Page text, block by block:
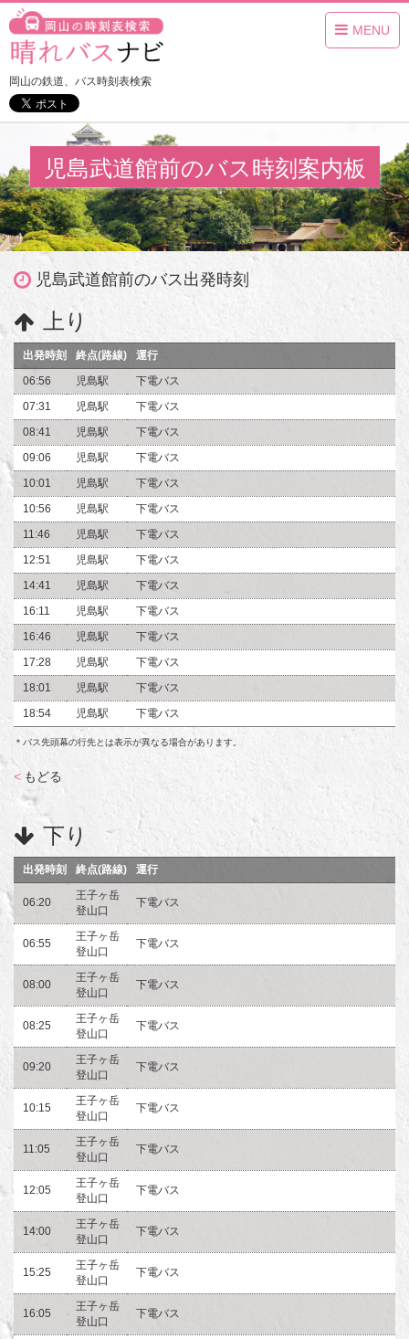
MENU
岡山の鉄道、バス時刻表検索
児島武道館前のバス時刻案内板
児島武道館前のバス出発時刻
上り
出発時刻 終点(路線)
運行
06:56
児島駅
下電バス
07:31
児島駅
下電バス
08:41
児島駅
下電バス
09:06
児島駅
下電バス
10:01
児島駅
下電バス
10:56
児島駅
下電バス
11:46
児島駅
下電バス
12:51
児島駅
下電バス
14:41
児島駅
下電バス
16:11
児島駅
下電バス
16:46
児島駅
下電バス
17:28
児島駅
下電バス
18:01
児島駅
下電バス
18:54
児島駅 下電バス
＊バス先頭幕の行先とは表示が異なる場合があります。
< もどる
下り
出発時刻 終点(路線) 運行
06:20
王子ヶ岳
登山口
下電バス
06:55
王子ヶ岳
登山口
下電バス
08:00
王子ヶ岳
登山口
下電バス
08:25
王子ヶ岳
登山口
下電バス
09:20
王子ヶ岳
登山口
下電バス
10:15
王子ヶ岳
登山口
下電バス
11:05
王子ヶ岳
登山口
下電バス
12:05
王子ヶ岳
登山口
下電バス
14:00
王子ヶ岳
登山口
下電バス
15:25
王子ヶ岳
登山口
下電バス
16:05
王子ヶ岳
登山口
下電バス